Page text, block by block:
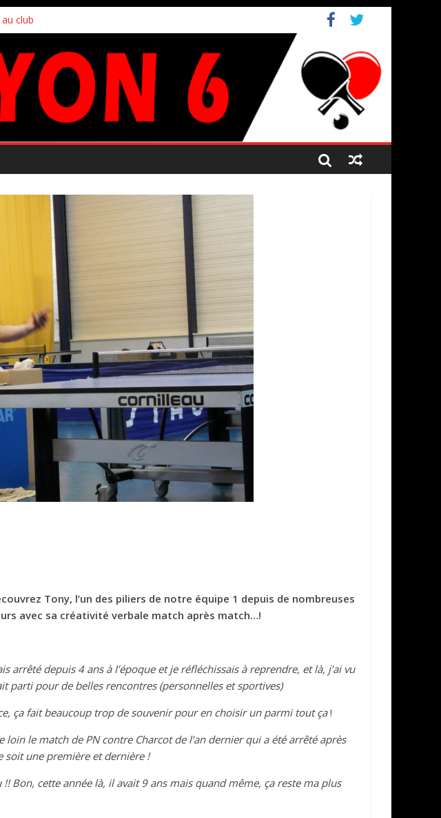
club
Tony, l’un des piliers de notre équipe 1 depuis de nombreuses
avec sa créativité verbale match après match…!
arrêté depuis 4 ans à l’époque et je réfléchissais à reprendre, et là, j’ai vu
parti pour de belles rencontres (personnelles et sportives)
ça fait beaucoup trop de souvenir pour en choisir un parmi tout ça!
loin le match de PN contre Charcot de l’an dernier qui a été arrêté après
soit une première et dernière !
Bon, cette année là, il avait 9 ans mais quand même, ça reste ma plus